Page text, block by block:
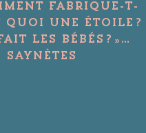
fabrique-t-
une étoile ?
les bébés ? »…